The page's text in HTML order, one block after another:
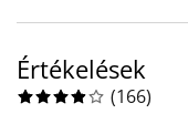
Értékelések
(166)